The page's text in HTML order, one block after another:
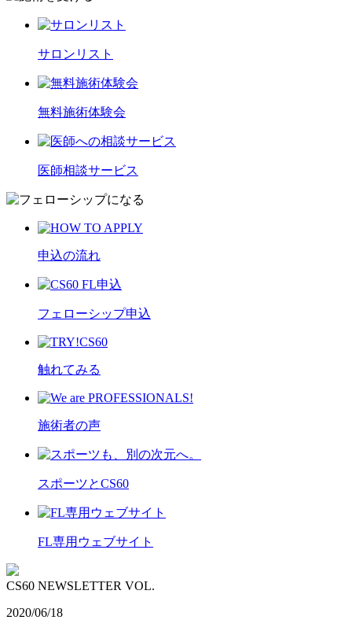
サロンリスト
無料施術体験会
医師相談サービス
申込の流れ
フェローシップ申込
触れてみる
施術者の声
スポーツとCS60
FL専用ウェブサイト
CS60 NEWSLETTER VOL.
2020/06/18